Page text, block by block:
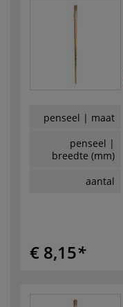
penseel | maat
penseel |
breedte (mm)
aantal
€ 8,15